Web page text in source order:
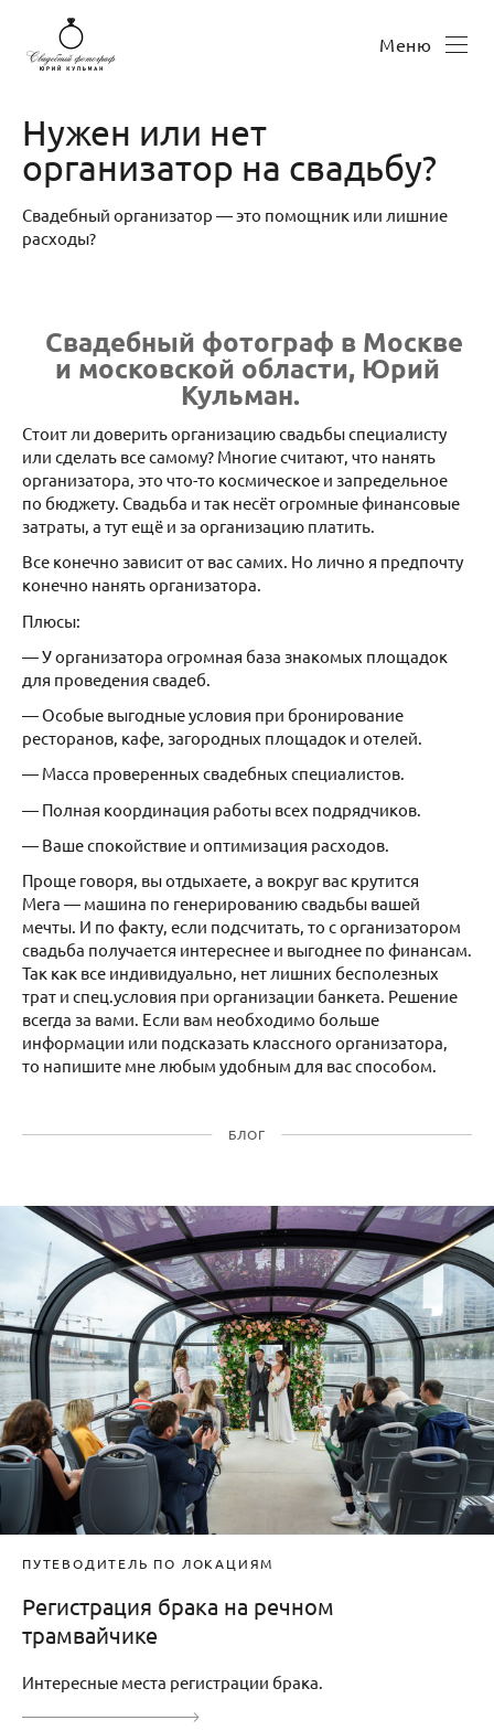
Меню
Нужен или нет
организатор на свадьбу?
Свадебный организатор — это помощник или лишние
расходы?
Свадебный фотограф в Москве
и московской области, Юрий
Кульман.
Стоит ли доверить организацию свадьбы специалисту
или сделать все самому? Многие считают, что нанять
организатора, это что-то космическое и запредельное
по бюджету. Свадьба и так несёт огромные финансовые
затраты, а тут ещё и за организацию платить. ⠀
Все конечно зависит от вас самих. Но лично я предпочту
конечно нанять организатора.
Плюсы:
— У организатора огромная база знакомых площадок
для проведения свадеб.
— Особые выгодные условия при бронирование
ресторанов, кафе, загородных площадок и отелей.
— Масса проверенных свадебных специалистов.
— Полная координация работы всех подрядчиков.
— Ваше спокойствие и оптимизация расходов.
Проще говоря, вы отдыхаете, а вокруг вас крутится
Мега — машина по генерированию свадьбы вашей
мечты. И по факту, если подсчитать, то с организатором
свадьба получается интереснее и выгоднее по финансам.
Так как все индивидуально, нет лишних бесполезных
трат и спец.условия при организации банкета. Решение
всегда за вами. Если вам необходимо больше
информации или подсказать классного организатора,
то напишите мне любым удобным для вас способом.
БЛОГ
ПУТЕВОДИТЕЛЬ ПО ЛОКАЦИЯМ
Регистрация брака на речном
трамвайчике
Интересные места регистрации брака.